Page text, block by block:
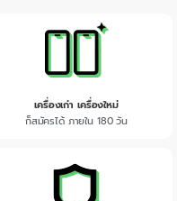
เครื่องเก่า เครื่องใหม่
ก็สมัครได้ ภายใน 180 วัน